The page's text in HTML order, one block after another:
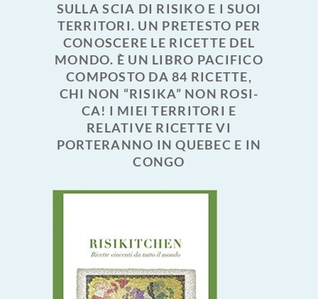
SULLA SCIA DI RISIKO E I SUOI
TERRITORI. UN PRETESTO PER
CONOSCERE LE RICETTE DEL
MONDO. È UN LIBRO PACIFICO
COMPOSTO DA 84 RICETTE,
CHI NON “RISIKA” NON ROSI-
CA! I MIEI TERRITORI E
RELATIVE RICETTE VI
PORTERANNO IN QUEBEC E IN
CONGO